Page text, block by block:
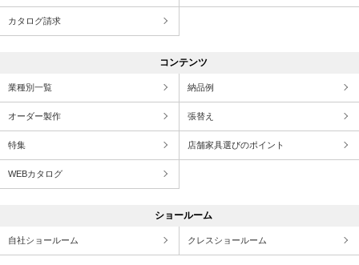
カタログ請求
コンテンツ
業種別一覧 納品例
オーダー製作 張替え
特集 店舗家具選びのポイント
WEBカタログ
ショールーム
自社ショールーム クレスショールーム